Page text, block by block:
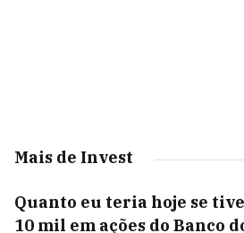
Mais de Invest
Quanto eu teria hoje se
10 mil em ações do Banco